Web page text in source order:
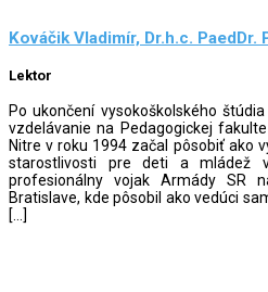
Kováčik Vladimír, Dr.h.c. PaedDr.
Lektor
Po ukončení vysokoškolského
vzdelávanie na Pedagogickej
Nitre v roku 1994 začal pôsobiť ako
starostlivosti pre deti a mládež
profesionálny vojak Armády SR
Bratislave, kde pôsobil ako vedúci
[…]